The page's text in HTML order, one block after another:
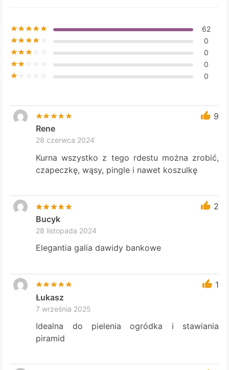
62
0
0
0
0
9
Rene
28 czerwca 2024
Kurna wszystko z tego rdestu można zrobić,
czapeczkę, wąsy, pingle i nawet koszulkę
2
Bucyk
28 listopada 2024
Elegantia galia dawidy bankowe
1
Łukasz
7 września 2025
Idealna do pielenia ogródka i stawiania
piramid